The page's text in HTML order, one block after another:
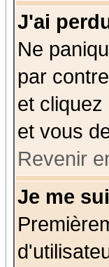
J'ai
Ne
par
et cliquez
et vous
Revenir
Je me